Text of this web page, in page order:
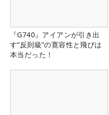
『G740』アイアンが引き出
す“反則級”の寛容性と飛びは
本当だった！